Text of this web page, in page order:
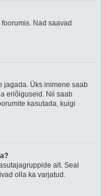
Nad saavad
jagada. Üks inimene saab
eriõiguseid. Nii saab
kasutada, kuigi
alt. Seal
olla ka varjatud.